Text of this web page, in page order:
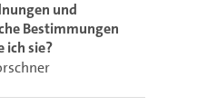
und
Bestimmungen
ich sie?